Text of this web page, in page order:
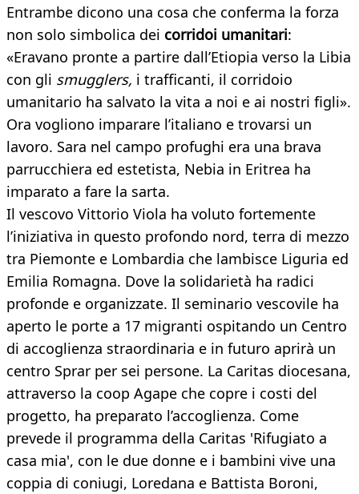
Entrambe dicono una cosa che conferma la forza
non solo simbolica dei corridoi umanitari:
«Eravano pronte a partire dall’Etiopia verso la Libia
con gli smugglers, i trafficanti, il corridoio
umanitario ha salvato la vita a noi e ai nostri figli».
Ora vogliono imparare l’italiano e trovarsi un
lavoro. Sara nel campo profughi era una brava
parrucchiera ed estetista, Nebia in Eritrea ha
imparato a fare la sarta.
Il vescovo Vittorio Viola ha voluto fortemente
l’iniziativa in questo profondo nord, terra di mezzo
tra Piemonte e Lombardia che lambisce Liguria ed
Emilia Romagna. Dove la solidarietà ha radici
profonde e organizzate. Il seminario vescovile ha
aperto le porte a 17 migranti ospitando un Centro
di accoglienza straordinaria e in futuro aprirà un
centro Sprar per sei persone. La Caritas diocesana,
attraverso la coop Agape che copre i costi del
progetto, ha preparato l’accoglienza. Come
prevede il programma della Caritas 'Rifugiato a
casa mia', con le due donne e i bambini vive una
coppia di coniugi, Loredana e Battista Boroni,